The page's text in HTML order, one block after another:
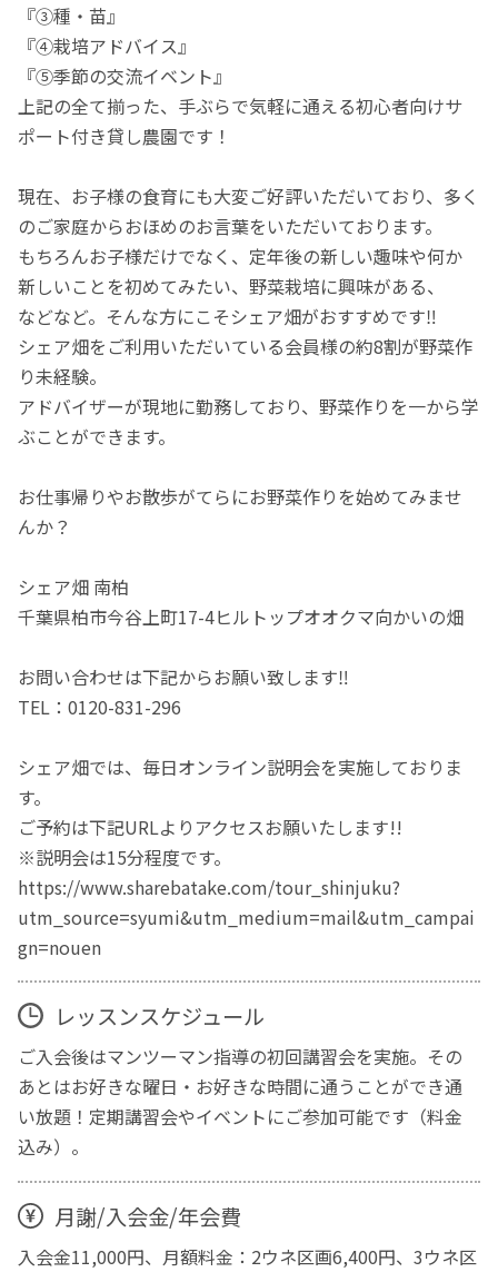
『③種・苗』
『④栽培アドバイス』
『⑤季節の交流イベント』
上記の全て揃った、手ぶらで気軽に通える初心者向けサ
ポート付き貸し農園です！
現在、お子様の食育にも大変ご好評いただいており、多く
のご家庭からおほめのお言葉をいただいております。
もちろんお子様だけでなく、定年後の新しい趣味や何か
新しいことを初めてみたい、野菜栽培に興味がある、
などなど。そんな方にこそシェア畑がおすすめです‼
シェア畑をご利用いただいている会員様の約8割が野菜作
り未経験。
アドバイザーが現地に勤務しており、野菜作りを一から学
ぶことができます。
お仕事帰りやお散歩がてらにお野菜作りを始めてみませ
んか？
シェア畑 南柏
千葉県柏市今谷上町17-4ヒルトップオオクマ向かいの畑
お問い合わせは下記からお願い致します‼
TEL：0120-831-296
シェア畑では、毎日オンライン説明会を実施しておりま
す。
ご予約は下記URLよりアクセスお願いたします!!
※説明会は15分程度です。
https://www.sharebatake.com/tour_shinjuku?
utm_source=syumi&utm_medium=mail&utm_campai
gn=nouen
レッスンスケジュール
ご入会後はマンツーマン指導の初回講習会を実施。その
あとはお好きな曜日・お好きな時間に通うことができ通
い放題！定期講習会やイベントにご参加可能です（料金
込み）。
月謝/入会金/年会費
入会金11,000円、月額料金：2ウネ区画6,400円、3ウネ区